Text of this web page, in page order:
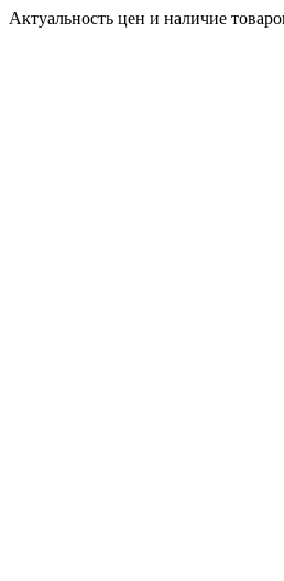
Актуальность цен и наличие